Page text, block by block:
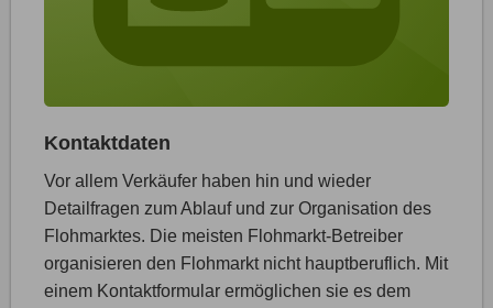
Kontaktdaten
Vor allem Verkäufer haben hin und wieder
Detailfragen zum Ablauf und zur Organisation des
Flohmarktes. Die meisten Flohmarkt-Betreiber
organisieren den Flohmarkt nicht hauptberuflich. Mit
einem Kontaktformular ermöglichen sie es dem